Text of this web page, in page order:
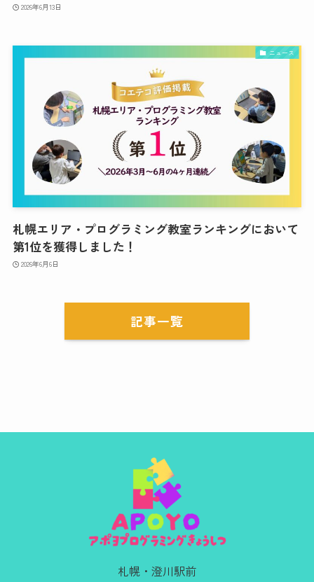
2026年6月13日
ニュース
札幌エリア・プログラミング教室ランキングにおいて
第1位を獲得しました！
2026年6月6日
記事一覧
札幌・澄川駅前